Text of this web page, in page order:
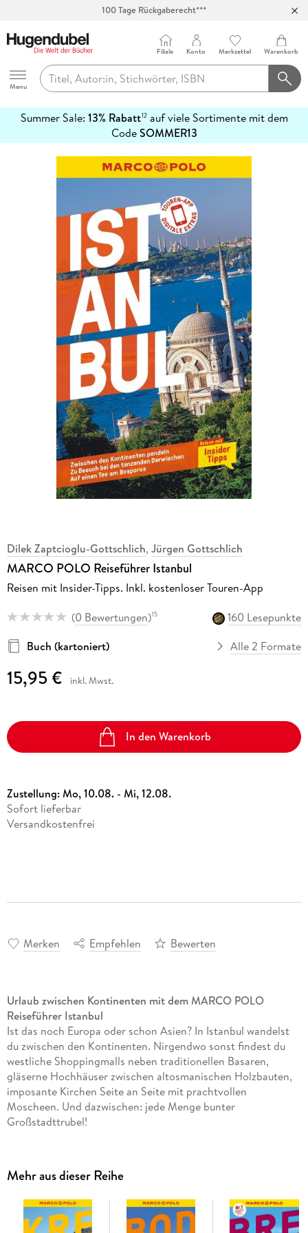
100 Tage Rückgaberecht***
Hugendubel
Menu
Filiale Konto Merkzettel Warenkorb
Summer Sale: 13% Rabatt12auf viele Sortimente mit dem
CodeSOMMER13
erfahren
Dilek Zaptcioglu-Gottschlich, Jürgen Gottschlich
MARCO POLO Reiseführer Istanbul
Reisen mit Insider-Tipps. Inkl. kostenloser Touren-App
(0 Bewertungen)15
160 Lesepunkte
Buch (kartoniert)
Alle 2 Formate
15,95 € inkl. Mwst.
In den Warenkorb
Zustellung:Mo, 10.08. - Mi, 12.08.
Sofort lieferbar
Versandkostenfrei
Merken Empfehlen Bewerten
Urlaub zwischen Kontinenten mit dem MARCO POLO
Reiseführer Istanbul
Ist das noch Europa oder schon Asien? In Istanbul wandelst
du zwischen den Kontinenten. Nirgendwo sonst findest du
westliche Shoppingmalls neben traditionellen Basaren,
gläserne Hochhäuser zwischen altosmanischen Holzbauten,
imposante Kirchen Seite an Seite mit prachtvollen
Moscheen. Und dazwischen: jede Menge bunter
Großstadttrubel!
überall hin und sorgt dafür, dass du zwischen Orient und
Okzident nie die Orientierung verlierst.
Mit den MARCO POLO Insider-Tipps erlebst du
Mehr aus dieser Reihe